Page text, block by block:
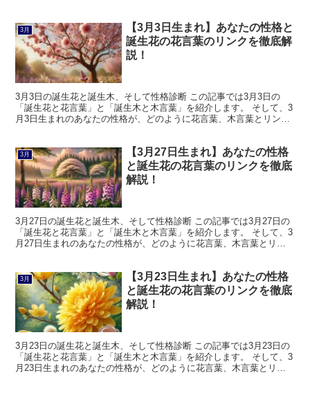
3月
【3月3日生まれ】あなたの性格と
誕生花の花言葉のリンクを徹底解
説！
3月3日の誕生花と誕生木、そして性格診断 この記事では3月3日の
「誕生花と花言葉」と「誕生木と木言葉」を紹介します。 そして、3
月3日生まれのあなたの性格が、どのように花言葉、木言葉とリンク
3月
【3月27日生まれ】あなたの性格
と誕生花の花言葉のリンクを徹底
解説！
3月27日の誕生花と誕生木、そして性格診断 この記事では3月27日の
「誕生花と花言葉」と「誕生木と木言葉」を紹介します。 そして、3
月27日生まれのあなたの性格が、どのように花言葉、木言葉とリン
3月
【3月23日生まれ】あなたの性格
と誕生花の花言葉のリンクを徹底
解説！
3月23日の誕生花と誕生木、そして性格診断 この記事では3月23日の
「誕生花と花言葉」と「誕生木と木言葉」を紹介します。 そして、3
月23日生まれのあなたの性格が、どのように花言葉、木言葉とリン